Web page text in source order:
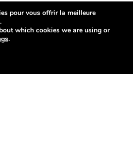
pour vous offrir la meilleure
which cookies we are using or
.